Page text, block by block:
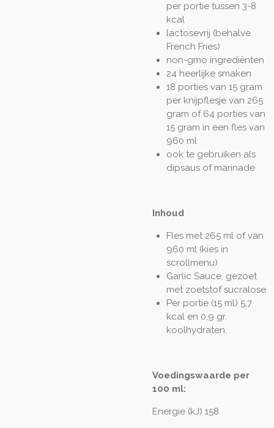
per portie tussen 3-8
kcal
lactosevrij (behalve
French Fries)
non-gmo ingrediënten
24 heerlijke smaken
18 porties van 15 gram
per knijpflesje van 265
gram of 64 porties van
15 gram in een fles van
960 ml
ook te gebruiken als
dipsaus of marinade
Inhoud
Fles met 265 ml of van
960 ml (kies in
scrollmenu)
Garlic Sauce, gezoet
met zoetstof sucralose
Per portie (15 ml) 5,7
kcal en 0,9 gr.
koolhydraten.
Voedingswaarde per
100 ml:
Energie (kJ) 158